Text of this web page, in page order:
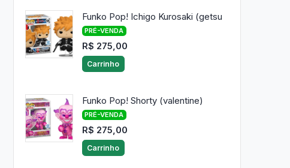
Funko Pop! Ichigo Kurosaki (getsu
PRÉ-VENDA
R$ 275,00
Carrinho
Funko Pop! Shorty (valentine)
PRÉ-VENDA
R$ 275,00
Carrinho